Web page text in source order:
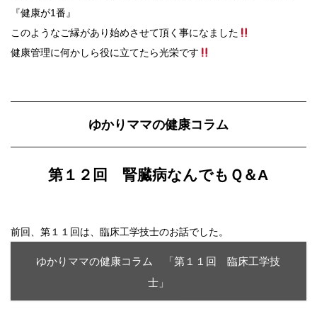
『健康が1番』
このようなご縁があり始めさせて頂く事になました
健康管理に何かしら役に立てたら光栄です
ゆかりママの健康コラム
第１２回 腎臓病なんでもＱ＆A
前回、第１１回は、臨床工学技士のお話でした。
ゆかりママの健康コラム 「第１１回 臨床工学技
士」